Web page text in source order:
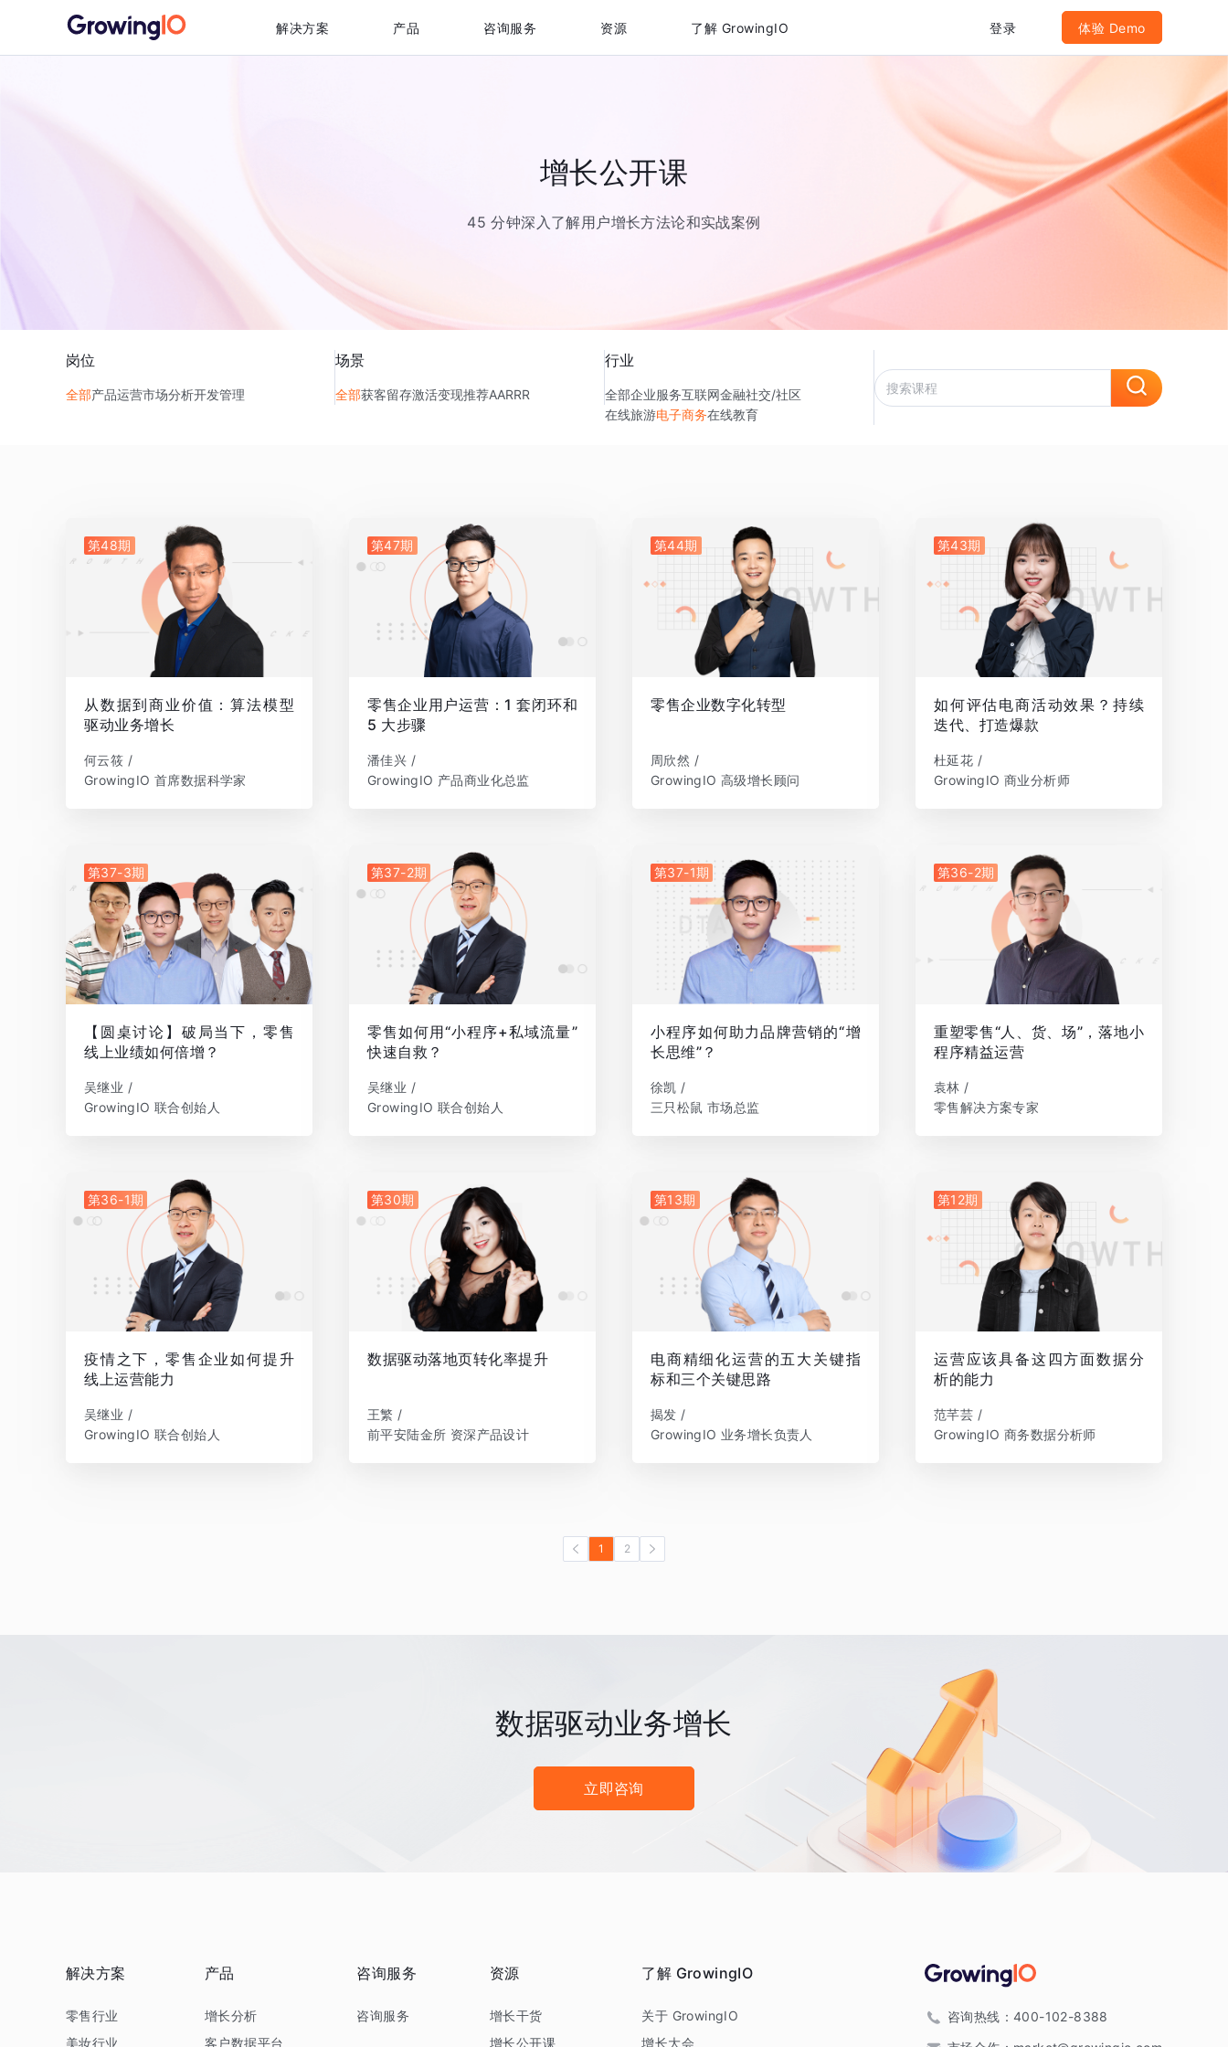
解决方案 产品 咨询服务 资源 了解 GrowingIO 登录 体验 Demo
增长公开课
45 分钟深入了解用户增长方法论和实战案例
岗位
全部产品运营市场分析开发管理
场景
全部获客留存激活变现推荐AARRR
行业
全部企业服务互联网金融社交/社区
在线旅游电子商务在线教育
第48期
从数据到商业价值：算法模型
驱动业务增长
何云筱 /
GrowingIO 首席数据科学家
第47期
零售企业用户运营：1 套闭环和
5 大步骤
潘佳兴 /
GrowingIO 产品商业化总监
第44期
零售企业数字化转型
周欣然 /
GrowingIO 高级增长顾问
第43期
如何评估电商活动效果？持续
迭代、打造爆款
杜延花 /
GrowingIO 商业分析师
第37-3期
【圆桌讨论】破局当下，零售
线上业绩如何倍增？
吴继业 /
GrowingIO 联合创始人
第37-2期
零售如何用“小程序+私域流量”
快速自救？
吴继业 /
GrowingIO 联合创始人
第37-1期
小程序如何助力品牌营销的“增
长思维”？
徐凯 /
三只松鼠 市场总监
第36-2期
重塑零售“人、货、场”，落地小
程序精益运营
袁林 /
零售解决方案专家
第36-1期
疫情之下，零售企业如何提升
线上运营能力
吴继业 /
GrowingIO 联合创始人
第30期
数据驱动落地页转化率提升
王繁 /
前平安陆金所 资深产品设计
第13期
电商精细化运营的五大关键指
标和三个关键思路
揭发 /
GrowingIO 业务增长负责人
第12期
运营应该具备这四方面数据分
析的能力
范芊芸 /
GrowingIO 商务数据分析师
1 2
数据驱动业务增长
立即咨询
解决方案
零售行业
美妆行业
产品
增长分析
客户数据平台
咨询服务
咨询服务
资源
增长干货
增长公开课
了解 GrowingIO
关于 GrowingIO
增长大会
咨询热线： 400-102-8388